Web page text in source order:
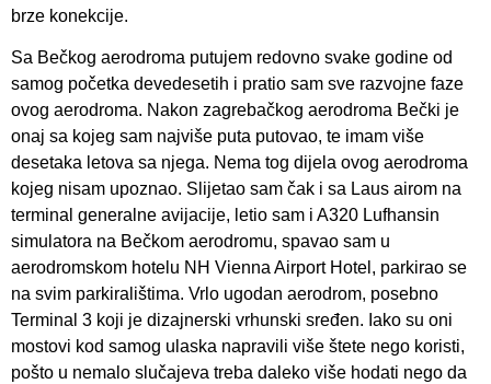
brze konekcije.
Sa Bečkog aerodroma putujem redovno svake godine od
samog početka devedesetih i pratio sam sve razvojne faze
ovog aerodroma. Nakon zagrebačkog aerodroma Bečki je
onaj sa kojeg sam najviše puta putovao, te imam više
desetaka letova sa njega. Nema tog dijela ovog aerodroma
kojeg nisam upoznao. Slijetao sam čak i sa Laus airom na
terminal generalne avijacije, letio sam i A320 Lufhansin
simulatora na Bečkom aerodromu, spavao sam u
aerodromskom hotelu NH Vienna Airport Hotel, parkirao se
na svim parkiralištima. Vrlo ugodan aerodrom, posebno
Terminal 3 koji je dizajnerski vrhunski sređen. Iako su oni
mostovi kod samog ulaska napravili više štete nego koristi,
pošto u nemalo slučajeva treba daleko više hodati nego da